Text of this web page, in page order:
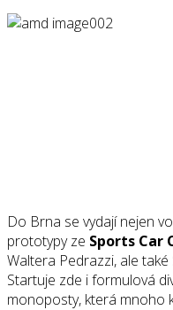
Do Brna se vydají nejen
prototypy ze Sports Car
Waltera Pedrazzi, ale také
Startuje zde i formulová
monoposty, která mnoho